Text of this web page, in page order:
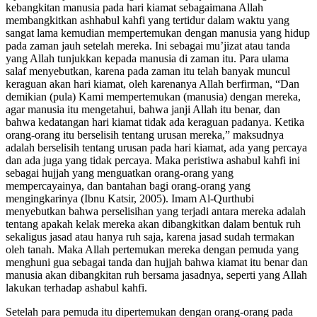
Ayat ini menjelaskan tentang kebenaran janji Allah tentang
kebangkitan manusia pada hari kiamat sebagaimana Allah
membangkitkan ashhabul kahfi yang tertidur dalam waktu yang
sangat lama kemudian mempertemukan dengan manusia yang hidup
pada zaman jauh setelah mereka. Ini sebagai mu’jizat atau tanda
yang Allah tunjukkan kepada manusia di zaman itu. Para ulama
salaf menyebutkan, karena pada zaman itu telah banyak muncul
keraguan akan hari kiamat, oleh karenanya Allah berfirman, “Dan
demikian (pula) Kami mempertemukan (manusia) dengan mereka,
agar manusia itu mengetahui, bahwa janji Allah itu benar, dan
bahwa kedatangan hari kiamat tidak ada keraguan padanya. Ketika
orang-orang itu berselisih tentang urusan mereka,” maksudnya
adalah berselisih tentang urusan pada hari kiamat, ada yang percaya
dan ada juga yang tidak percaya. Maka peristiwa ashabul kahfi ini
sebagai hujjah yang menguatkan orang-orang yang
mempercayainya, dan bantahan bagi orang-orang yang
mengingkarinya (Ibnu Katsir, 2005). Imam Al-Qurthubi
menyebutkan bahwa perselisihan yang terjadi antara mereka adalah
tentang apakah kelak mereka akan dibangkitkan dalam bentuk ruh
sekaligus jasad atau hanya ruh saja, karena jasad sudah termakan
oleh tanah. Maka Allah pertemukan mereka dengan pemuda yang
menghuni gua sebagai tanda dan hujjah bahwa kiamat itu benar dan
manusia akan dibangkitan ruh bersama jasadnya, seperti yang Allah